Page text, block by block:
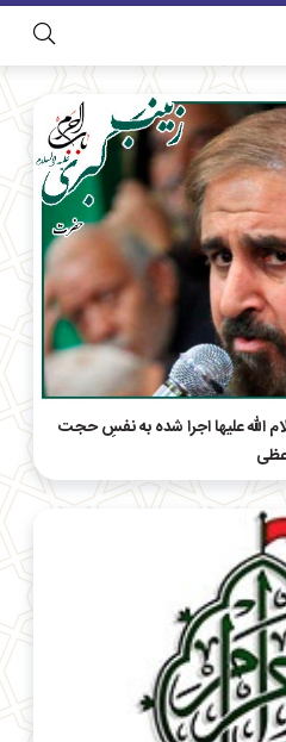
الله علیها اجرا شده به نفسِ حجت